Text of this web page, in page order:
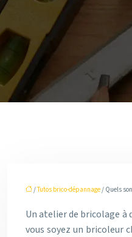
/Tutos brico-dépannage/ Quels
Un atelier de bricolage à
vous soyez un bricoleur